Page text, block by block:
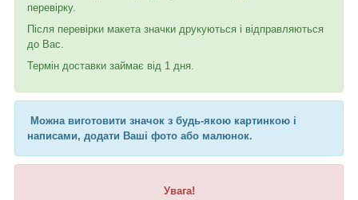
перевірку.
Після перевірки макета значки друкуються і відправляються
до Вас.
Термін доставки займає від 1 дня.
Можна виготовити значок з будь-якою картинкою і
написами, додати Ваші фото або малюнок.
Увага!